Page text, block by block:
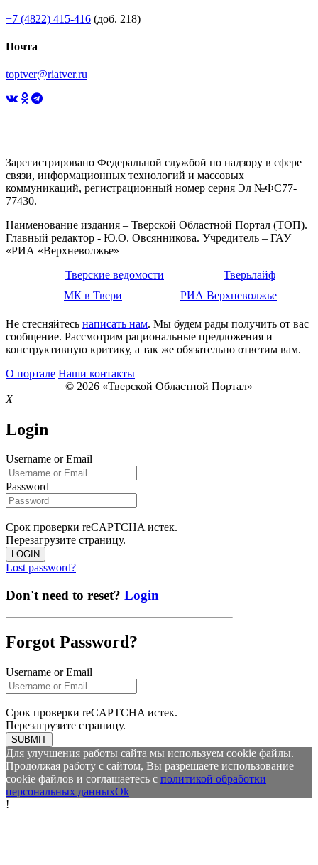
+7 (4822) 415-416 (доб. 218)
Почта
toptver@riatver.ru
Зарегистрировано Федеральной службой по надзору в сфере
связи, информационных технологий и массовых
коммуникаций, регистрационный номер серия Эл №ФС77-
77430.
Наименование издания – Тверской Областной Портал (ТОП).
Главный редактор - Ю.О. Овсянникова. Учредитель – ГАУ
«РИА «Верхневолжье»
Тверские ведомости
Тверьлайф
МК в Твери
РИА Верхневолжье
Не стесняйтесь написать нам. Мы будем рады получить от вас
сообщение. Рассмотрим рациональные предложения и
конструктивную критику, а так же обязательно ответим вам.
О портале Наши контакты
© 2026 «Тверской Областной Портал»
X
Login
Username or Email
Password
Срок проверки reCAPTCHA истек.
Перезагрузите страницу.
LOGIN
Lost password?
Don't need to reset? Login
Forgot Password?
Username or Email
Срок проверки reCAPTCHA истек.
Перезагрузите страницу.
SUBMIT
Для улучшения работы сайта мы используем cookie файлы.
Продолжая работу с сайтом, Вы разрешаете использование
cookie файлов и соглашаетесь с политикой обработки
персональных данныхOk
!